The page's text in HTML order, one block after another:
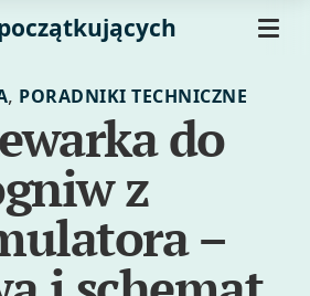
, PORADNIKI TECHNICZNE
do
z
–